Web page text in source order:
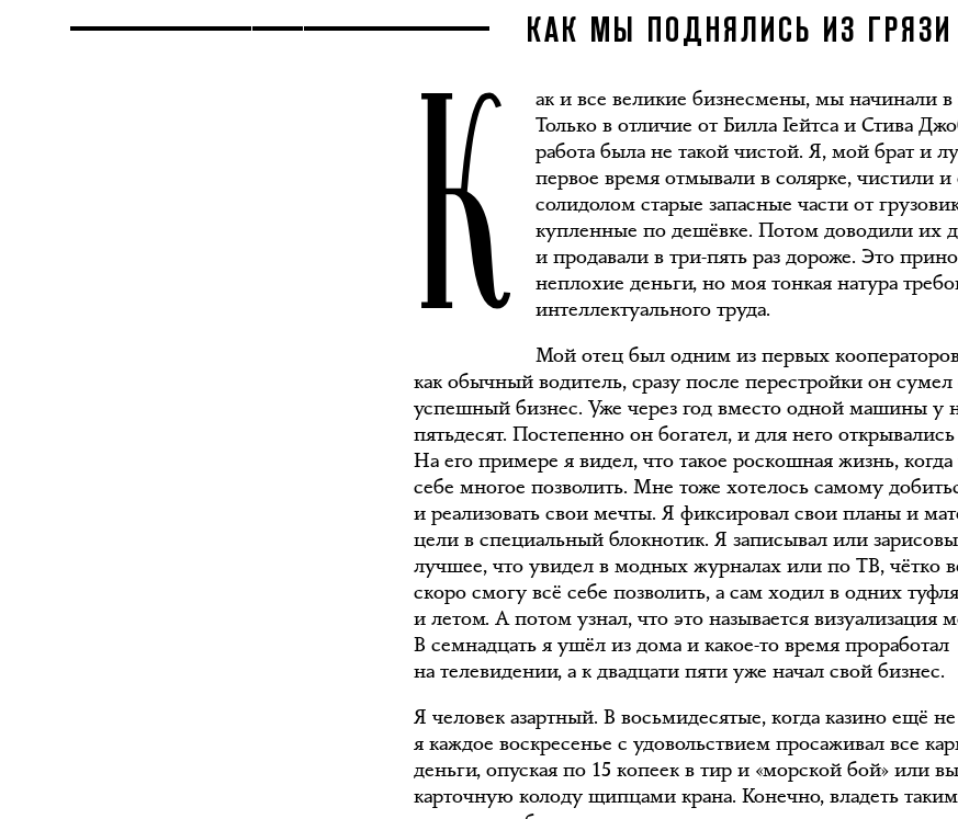
КАК МЫ ПОДНЯЛИСЬ ИЗ ГРЯЗИ
К
ак и все великие бизнесмены, мы начинали в
Только в отличие от Билла Гейтса и Стива
работа была не такой чистой. Я, мой брат и
первое время отмывали в солярке, чистили и
солидолом старые запасные части от
купленные по дешёвке. Потом доводили их
и продавали в три-пять раз дороже. Это
неплохие деньги, но моя тонкая натура
интеллектуального труда.
Мой отец был одним из первых
как обычный водитель, сразу после перестройки он сумел
успешный бизнес. Уже через год вместо одной машины у
пятьдесят. Постепенно он богател, и для него
На его примере я видел, что такое роскошная жизнь,
себе многое позволить. Мне тоже хотелось самому
и реализовать свои мечты. Я фиксировал свои планы и
цели в специальный блокнотик. Я записывал или
лучшее, что увидел в модных журналах или по ТВ, чётко
скоро смогу всё себе позволить, а сам ходил в одних
и летом. А потом узнал, что это называется визуализация
В семнадцать я ушёл из дома и какое-то время проработал
на телевидении, а к двадцати пяти уже начал свой бизнес.
Я человек азартный. В восьмидесятые, когда казино ещё
я каждое воскресенье с удовольствием просаживал все
деньги, опуская по 15 копеек в тир и «морской бой» или
карточную колоду щипцами крана. Конечно, владеть